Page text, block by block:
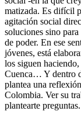
matizada. Es difícil
agitación social
soluciones sino
de poder. En ese
jóvenes, está
los siguen
Cuenca… Y dentro
plantea una
Colombia. Ver su
plantearte